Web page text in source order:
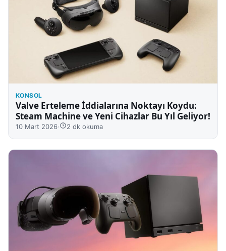
KONSOL
Valve Erteleme İddialarına Noktayı Koydu:
Steam Machine ve Yeni Cihazlar Bu Yıl Geliyor!
10 Mart 2026· 2 dk okuma